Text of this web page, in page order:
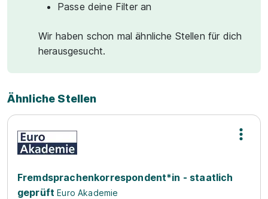
Passe deine Filter an
Wir haben schon mal ähnliche Stellen für dich
herausgesucht.
Ähnliche Stellen
Fremdsprachenkorrespondent*in - staatlich
geprüft Euro Akademie